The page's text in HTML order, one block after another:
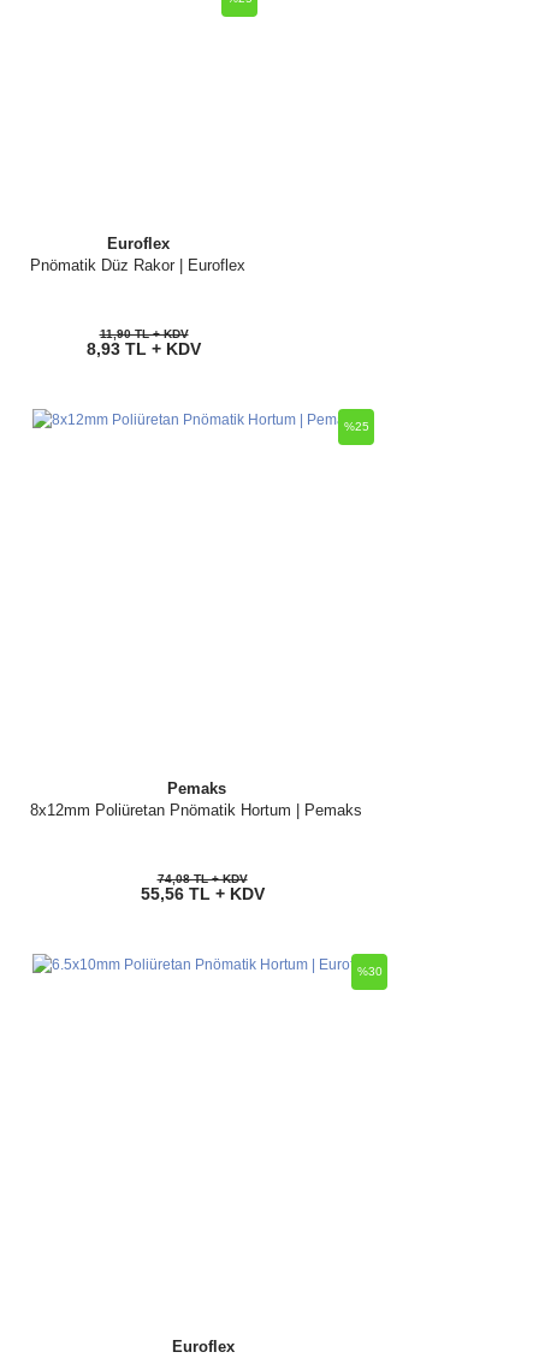
Euroflex
Pnömatik Düz Rakor | Euroflex
11,90 TL + KDV
8,93 TL + KDV
Pemaks
8x12mm Poliüretan Pnömatik Hortum | Pemaks
%25
74,08 TL + KDV
55,56 TL + KDV
Euroflex
%30